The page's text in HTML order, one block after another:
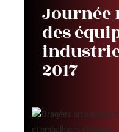
Journée
des
2017